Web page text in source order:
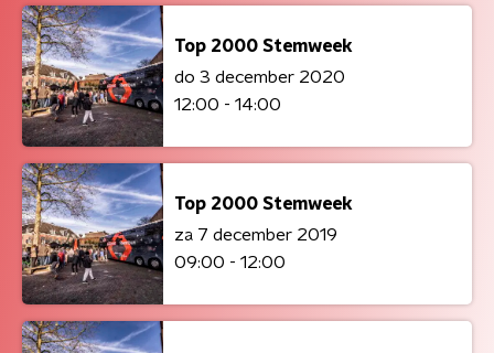
Top 2000 Stemweek
do 3 december 2020
12:00 - 14:00
Top 2000 Stemweek
za 7 december 2019
09:00 - 12:00